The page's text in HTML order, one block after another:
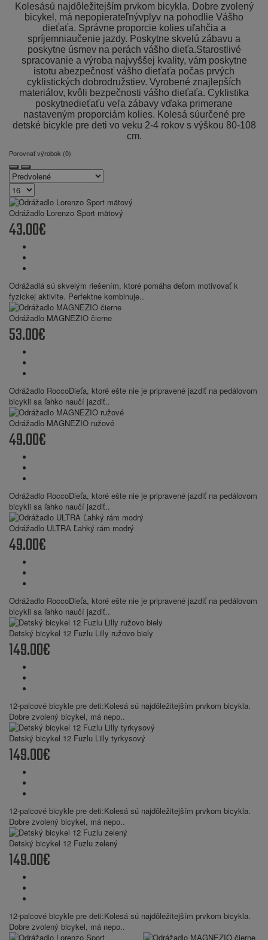
Kolesású najdôležitejším prvkom bicykla. Dobre zvolený
bicykel, má nepopierateľnývplyv na pohodlie Vášho
dieťaťa. Správne proporcie kolies uľahčia a
spríjemniaučenie jazdy. Poskytne skvelú zábavu a
poskytne úsmev na perách vášho dieťa.Starostlivé
spracovanie a výroba najvyššej kvality, vám poskytne
istotu abezpečnosť vášho dieťaťa počas prvých
cyklistických dobrodružstiev. Vyrobené znajlepších
materiálov, kvôli bezpečnosti vášho dieťaťa. Cyklistika
poskytnedieťaťu veľa zábavy vďaka primerane
nastaveným proporciám kolies. Kolesá súurčené pre
detské bicykle pre deti vo veku 2-4 rokov s výškou 80-108
cm.
Porovnať výrobok (0)
Odrážadlo Lorenzo Sport mätový
43.00€
Odrážadlá sú skvelým riešením, ktoré pomáha deťom motivovať k
fyzickej aktivite. Perfektne kombinuje..
Odrážadlo MAGNEZIO čierne
53.00€
Odrážadlo RoccoDieťa, ktoré ešte nie je pripravené jazdiť na pedálovom
bicykli sa ľahko naučí jazdiť..
Odrážadlo MAGNEZIO ružové
49.00€
Odrážadlo RoccoDieťa, ktoré ešte nie je pripravené jazdiť na pedálovom
bicykli sa ľahko naučí jazdiť..
Odrážadlo ULTRA Ľahký rám modrý
49.00€
Odrážadlo RoccoDieťa, ktoré ešte nie je pripravené jazdiť na pedálovom
bicykli sa ľahko naučí jazdiť..
Detský bicykel 12 Fuzlu Lilly ružovo biely
149.00€
12-palcové bicykle pre deti:Kolesá sú najdôležitejším prvkom bicykla.
Dobre zvolený bicykel, má nepo..
Detský bicykel 12 Fuzlu Lilly tyrkysový
149.00€
12-palcové bicykle pre deti:Kolesá sú najdôležitejším prvkom bicykla.
Dobre zvolený bicykel, má nepo..
Detský bicykel 12 Fuzlu zelený
149.00€
12-palcové bicykle pre deti:Kolesá sú najdôležitejším prvkom bicykla.
Dobre zvolený bicykel, má nepo..